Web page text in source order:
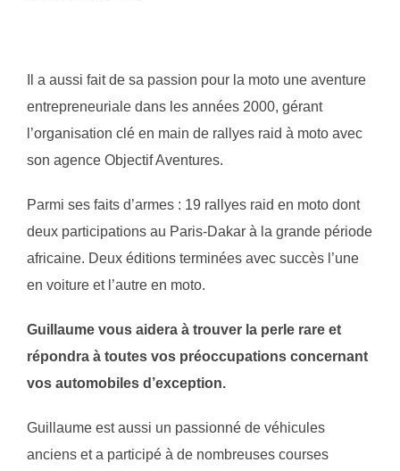
Il a aussi fait de sa passion pour la moto une aventure
entrepreneuriale dans les années 2000, gérant
l’organisation clé en main de rallyes raid à moto avec
son agence Objectif Aventures.
Parmi ses faits d’armes : 19 rallyes raid en moto dont
deux participations au Paris-Dakar à la grande période
africaine. Deux éditions terminées avec succès l’une
en voiture et l’autre en moto.
Guillaume vous aidera à trouver la perle rare et
répondra à toutes vos préoccupations concernant
vos automobiles d’exception.
Guillaume est aussi un passionné de véhicules
anciens et a participé à de nombreuses courses